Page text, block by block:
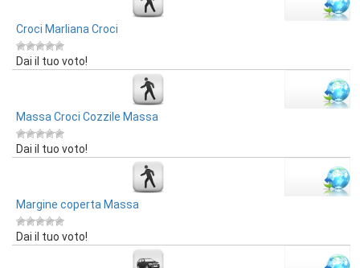
Croci Marliana Croci
Dai il tuo voto!
Massa Croci Cozzile Massa
Dai il tuo voto!
Margine coperta Massa
Dai il tuo voto!